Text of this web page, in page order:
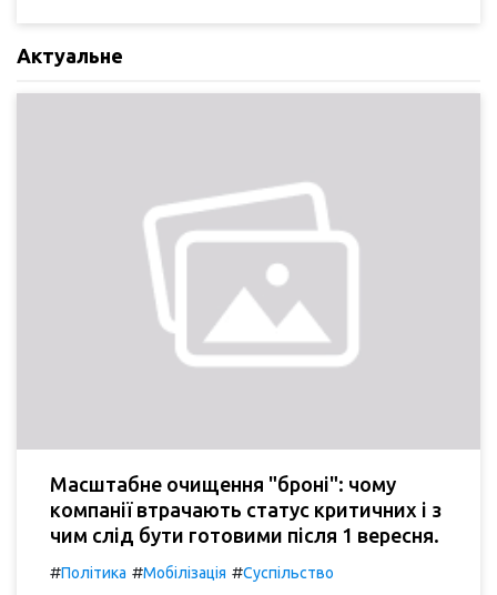
Актуальне
Масштабне очищення "броні": чому
компанії втрачають статус критичних і з
чим слід бути готовими після 1 вересня.
#Політика #Мобілізація #Суспільство